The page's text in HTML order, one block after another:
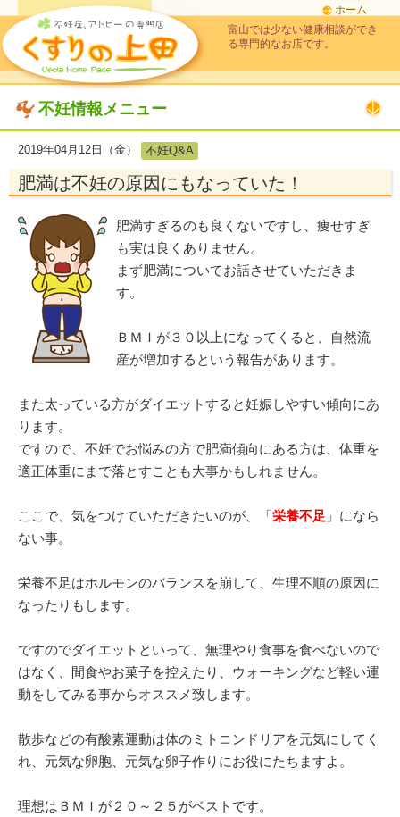
ホーム
富山では少ない健康相談ができ
る専門的なお店です。
不妊情報メニュー
2019年04月12日（金） 不妊Q&A
肥満は不妊の原因にもなっていた！
肥満すぎるのも良くないですし、痩せすぎ
も実は良くありません。
まず肥満についてお話させていただきま
す。
ＢＭＩが３０以上になってくると、自然流
産が増加するという報告があります。
また太っている方がダイエットすると妊娠しやすい傾向にあ
ります。
ですので、不妊でお悩みの方で肥満傾向にある方は、体重を
適正体重にまで落とすことも大事かもしれません。
ここで、気をつけていただきたいのが、「栄養不足 」になら
ない事。
栄養不足はホルモンのバランスを崩して、生理不順の原因に
なったりもします。
ですのでダイエットといって、無理やり食事を食べないので
はなく、間食やお菓子を控えたり、ウォーキングなど軽い運
動をしてみる事からオススメ致します。
散歩などの有酸素運動は体のミトコンドリアを元気にしてく
れ、元気な卵胞、元気な卵子作りにお役にたちますよ。
理想はＢＭＩが２０～２５がベストです。